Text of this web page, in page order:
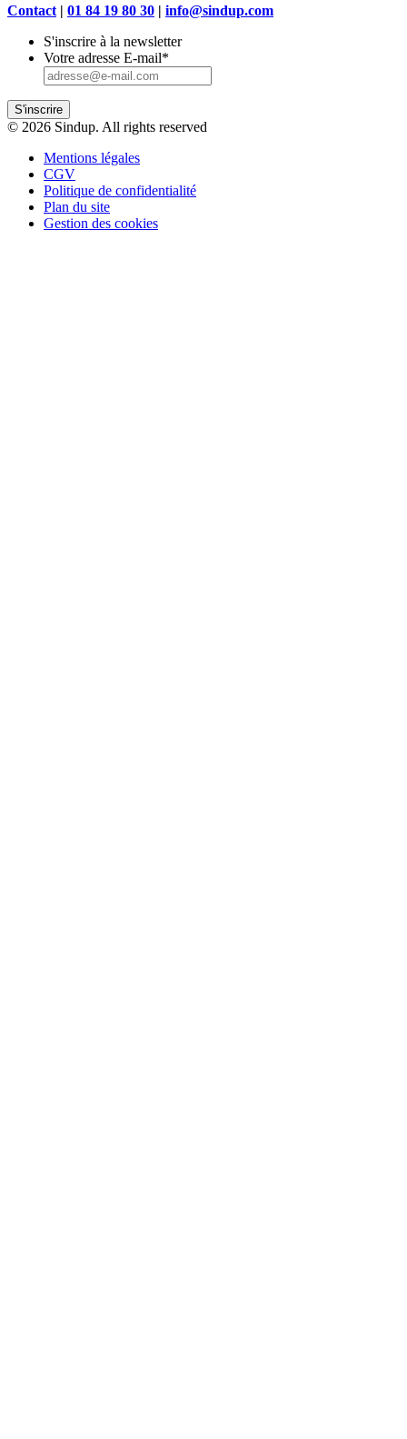
Contact | 01 84 19 80 30 | info@sindup.com
S'inscrire à la newsletter
Votre adresse E-mail*
S'inscrire
© 2026 Sindup. All rights reserved
Mentions légales
CGV
Politique de confidentialité
Plan du site
Gestion des cookies